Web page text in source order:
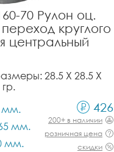
70 Рулон оц.
круглого
центральный
28.5 X 28.5 X
мм.
мм.
мм.
426
200+ в наличии
розничная цена
скидки